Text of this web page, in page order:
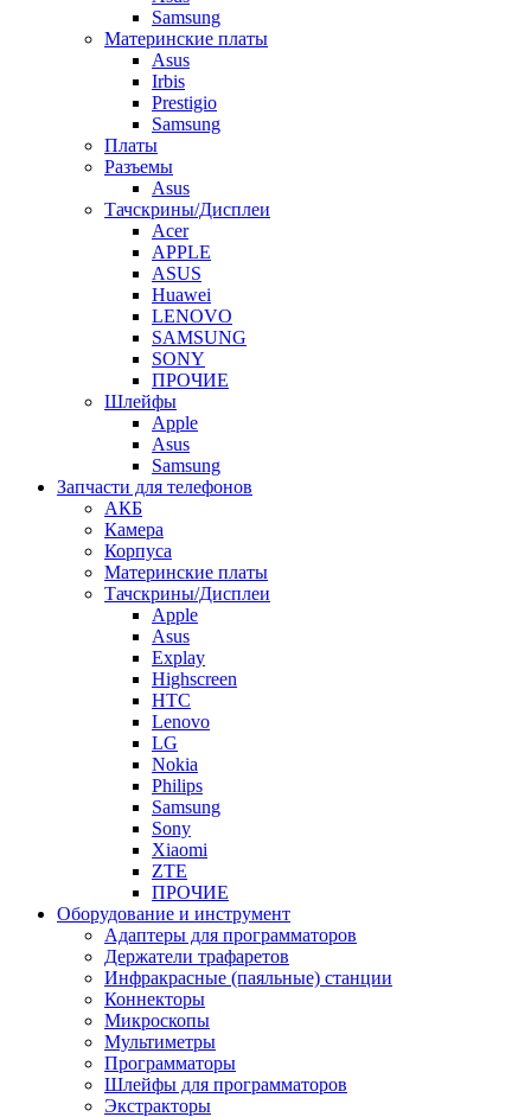
Samsung
Материнские платы
Asus
Irbis
Prestigio
Samsung
Платы
Разъемы
Asus
Тачскрины/Дисплеи
Acer
APPLE
ASUS
Huawei
LENOVO
SAMSUNG
SONY
ПРОЧИЕ
Шлейфы
Apple
Asus
Samsung
Запчасти для телефонов
АКБ
Камера
Корпуса
Материнские платы
Тачскрины/Дисплеи
Apple
Asus
Explay
Highscreen
HTC
Lenovo
LG
Nokia
Philips
Samsung
Sony
Xiaomi
ZTE
ПРОЧИЕ
Оборудование и инструмент
Адаптеры для программаторов
Держатели трафаретов
Инфракрасные (паяльные) станции
Коннекторы
Микроскопы
Мультиметры
Программаторы
Шлейфы для программаторов
Экстракторы